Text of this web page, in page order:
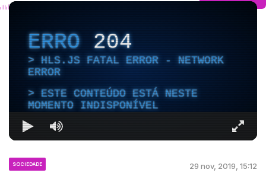
ERRO204
HLS.JS FATAL ERROR - NETWORK
ERROR
ESTE CONTEÚDO ESTÁ NESTE
MOMENTO INDISPONÍVEL
SOCIEDADE 29 nov, 2019, 15:12